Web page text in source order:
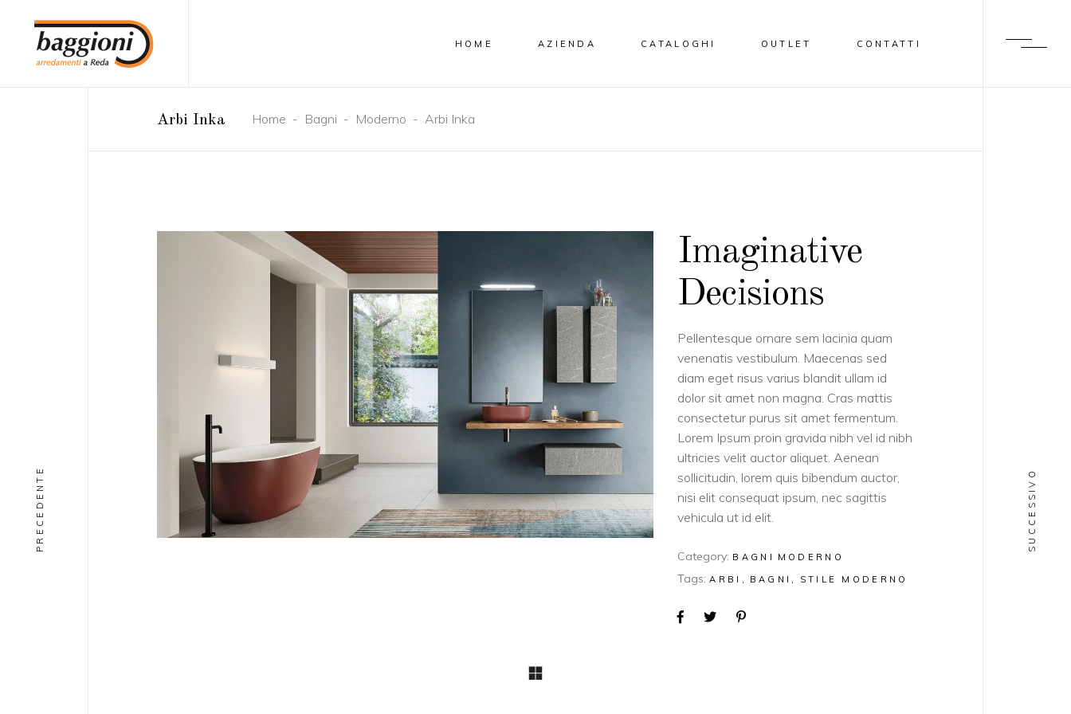
HOME AZIENDA CATALOGHI OUTLET CONTATTI
Arbi Inka Home - Bagni - Moderno - Arbi Inka
Imaginative
Decisions
Pellentesque ornare sem lacinia quam
venenatis vestibulum. Maecenas sed
diam eget risus varius blandit ullam id
dolor sit amet non magna. Cras mattis
consectetur purus sit amet fermentum.
Lorem Ipsum proin gravida nibh vel id nibh
ultricies velit auctor aliquet. Aenean
sollicitudin, lorem quis bibendum auctor,
nisi elit consequat ipsum, nec sagittis
vehicula ut id elit.
Category: BAGNI MODERNO
Tags: ARBI BAGNI STILE MODERNO
PRECEDENTE SUCCESSIVO